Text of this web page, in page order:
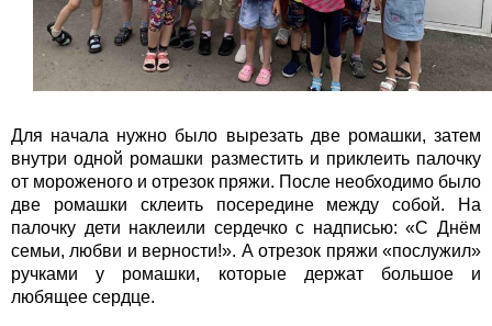
Для начала нужно было вырезать две ромашки, затем
внутри одной ромашки разместить и приклеить палочку
от мороженого и отрезок пряжи. После необходимо было
две ромашки склеить посередине между собой. На
палочку дети наклеили сердечко с надписью: «С Днём
семьи, любви и верности!». А отрезок пряжи «послужил»
ручками у ромашки, которые держат большое и
любящее сердце.